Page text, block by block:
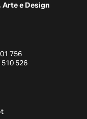
e Design
756
526